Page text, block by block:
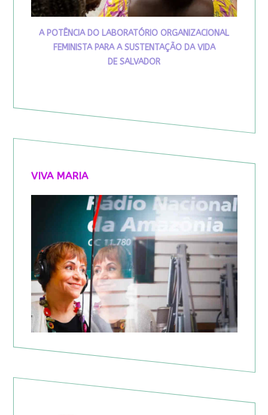
A POTÊNCIA DO LABORATÓRIO ORGANIZACIONAL
FEMINISTA PARA A SUSTENTAÇÃO DA VIDA
DE SALVADOR
VIVA MARIA